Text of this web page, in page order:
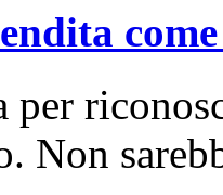
per
Non